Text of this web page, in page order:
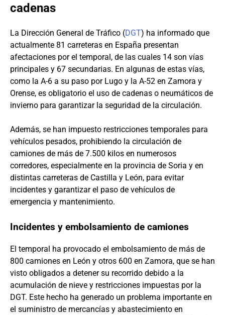
cadenas
La Dirección General de Tráfico (DGT) ha informado que
actualmente 81 carreteras en España presentan
afectaciones por el temporal, de las cuales 14 son vías
principales y 67 secundarias. En algunas de estas vías,
como la A-6 a su paso por Lugo y la A-52 en Zamora y
Orense, es obligatorio el uso de cadenas o neumáticos de
invierno para garantizar la seguridad de la circulación.
Además, se han impuesto restricciones temporales para
vehículos pesados, prohibiendo la circulación de
camiones de más de 7.500 kilos en numerosos
corredores, especialmente en la provincia de Soria y en
distintas carreteras de Castilla y León, para evitar
incidentes y garantizar el paso de vehículos de
emergencia y mantenimiento.
Incidentes y embolsamiento de camiones
El temporal ha provocado el embolsamiento de más de
800 camiones en León y otros 600 en Zamora, que se han
visto obligados a detener su recorrido debido a la
acumulación de nieve y restricciones impuestas por la
DGT. Este hecho ha generado un problema importante en
el suministro de mercancías y abastecimiento en